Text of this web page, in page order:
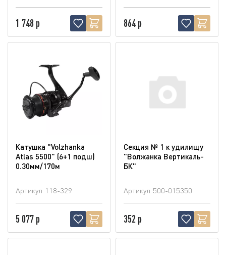
1 748 р 864 р
Катушка "Volzhanka
Atlas 5500" (6+1 подш)
0.30мм/170м
Артикул 118-329
5 077 р
Секция № 1 к удилищу
"Волжанка Вертикаль-
БК"
Артикул 500-015350
352 р